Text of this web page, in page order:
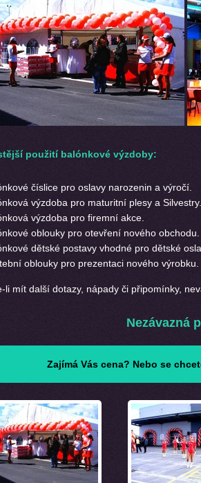
použití balónkové výzdoby:
číslice pro oslavy narozenin a výročí.
výzdoba pro maturitní plesy a Silvestry.
výzdoba pro firemní akce.
oblouky pro otevření nového obchodu.
dětské postavy vhodné pro dětské
oblouky pro prezentaci nového výrobku.
li mít další dotazy, nápady či připomínky,
Nezávazná
Zajímá Vás cena? Nebo se